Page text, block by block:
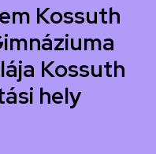
Kossuth
Kossuth
hely